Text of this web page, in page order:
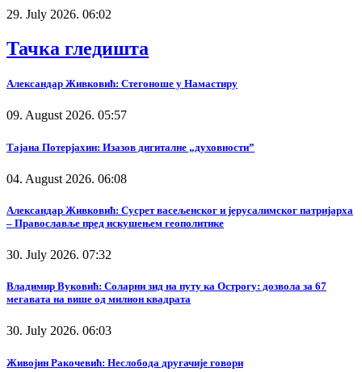
29. July 2026. 06:02
Тачка гледишта
Александар Живковић: Стегоноше у Намастиру
09. August 2026. 05:57
Тајана Потерјахин: Изазов дигиталне „духовности”
04. August 2026. 06:08
Александар Живковић: Сусрет васељенског и јерусалимског патријарха
– Православље пред искушењем геополитике
30. July 2026. 07:32
Владимир Вуковић: Соларни зид на путу ка Острогу: дозвола за 67
мегавата на више од милион квадрата
30. July 2026. 06:03
Живојин Ракочевић: Неслобода другачије говори